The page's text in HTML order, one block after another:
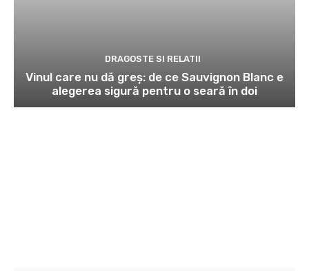
DRAGOSTE SI RELATII
Vinul care nu dă greș: de ce Sauvignon Blanc e
alegerea sigură pentru o seară în doi